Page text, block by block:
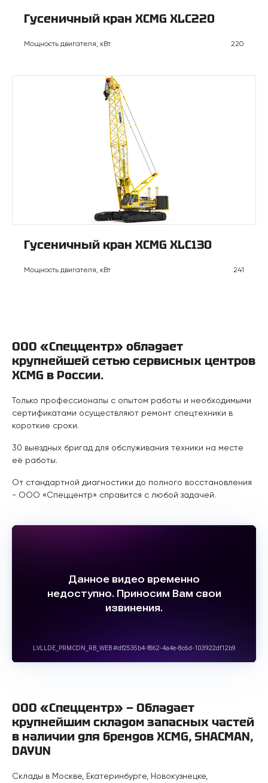
Гусеничный кран XCMG XLC220
Мощность двигателя, кВт 220
Гусеничный кран XCMG XLC130
Мощность двигателя, кВт 241
ООО «Спеццентр» обладает
крупнейшей сетью сервисных центров
XCMG в России.
Только профессионалы с опытом работы и необходимыми
сертификатами осуществляют ремонт спецтехники в
короткие сроки.
30 выездных бригад для обслуживания техники на месте
её работы.
От стандартной диагностики до полного восстановления
- ООО «Спеццентр» справится с любой задачей.
ООО «Спеццентр» — Обладает
крупнейшим складом запасных частей
в наличии для брендов XCMG, SHACMAN,
DAYUN
Склады в Москве, Екатеринбурге, Новокузнецке,